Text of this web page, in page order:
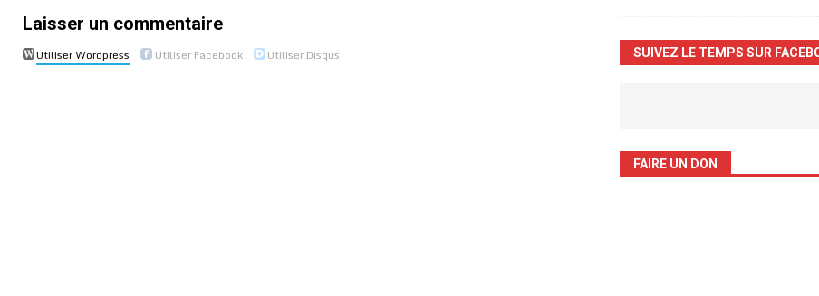
Laisser un commentaire
Utiliser Wordpress Utiliser Facebook Utiliser Disqus SUIVEZ LE TEMPS SUR
FAIRE UN DON